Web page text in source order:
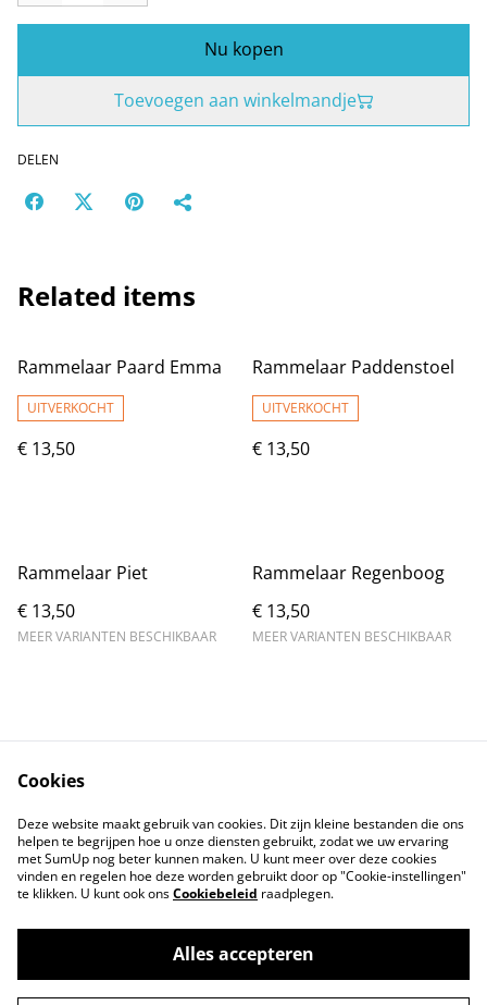
Nu kopen
Toevoegen aan winkelmandje
DELEN
Related items
Rammelaar Paard Emma
UITVERKOCHT
€ 13,50
Rammelaar Paddenstoel
UITVERKOCHT
€ 13,50
Rammelaar Piet
€ 13,50
MEER VARIANTEN BESCHIKBAAR
Rammelaar Regenboog
€ 13,50
MEER VARIANTEN BESCHIKBAAR
Contact
Voorwaarden
Privacybeleid
Cookiebeleid
©2026Lovelyhandmade
Cookies
Deze website maakt gebruik van cookies. Dit zijn kleine bestanden die ons
helpen te begrijpen hoe u onze diensten gebruikt, zodat we uw ervaring
met SumUp nog beter kunnen maken. U kunt meer over deze cookies
vinden en regelen hoe deze worden gebruikt door op "Cookie-instellingen"
te klikken. U kunt ook onsCookiebeleid raadplegen.
Alles accepteren